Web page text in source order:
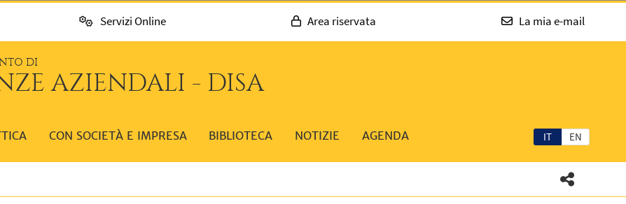
Servizi Online Area riservata La mia e-mail
DI
AZIENDALI - DISA
IT EN
CON SOCIETÀ E IMPRESA BIBLIOTECA NOTIZIE AGENDA